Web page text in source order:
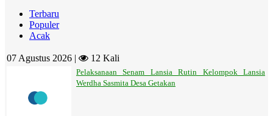
Terbaru
Populer
Acak
07 Agustus 2026 | 12 Kali
Pelaksanaan Senam Lansia Rutin Kelompok Lansia
Werdha Sasmita Desa Getakan